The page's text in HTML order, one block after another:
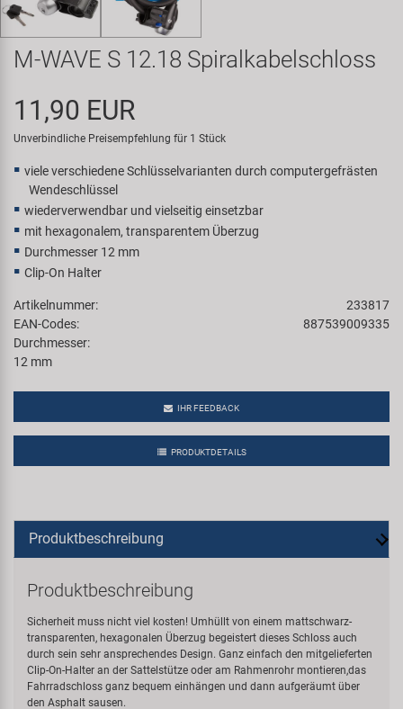
Samox
Smart
SRAM/RockShox
Trail-Gator
Velo
Markenübersicht
M-WAVE S 12.18 Spiralkabelschloss
11,90 EUR
Unverbindliche Preisempfehlung für 1 Stück
viele verschiedene Schlüsselvarianten durch computergefrästen
Wendeschlüssel
wiederverwendbar und vielseitig einsetzbar
mit hexagonalem, transparentem Überzug
Durchmesser 12 mm
Clip-On Halter
Artikelnummer:
233817
EAN-Codes:
887539009335
Durchmesser:
12 mm
IHR FEEDBACK
PRODUKTDETAILS
Produktbeschreibung
Produktbeschreibung
Sicherheit muss nicht viel kosten! Umhüllt von einem mattschwarz-
transparenten, hexagonalen Überzug begeistert dieses Schloss auch
durch sein sehr ansprechendes Design. Ganz einfach den mitgelieferten
Clip-On-Halter an der Sattelstütze oder am Rahmenrohr montieren,das
Fahrradschloss ganz bequem einhängen und dann aufgeräumt über
den Asphalt sausen.